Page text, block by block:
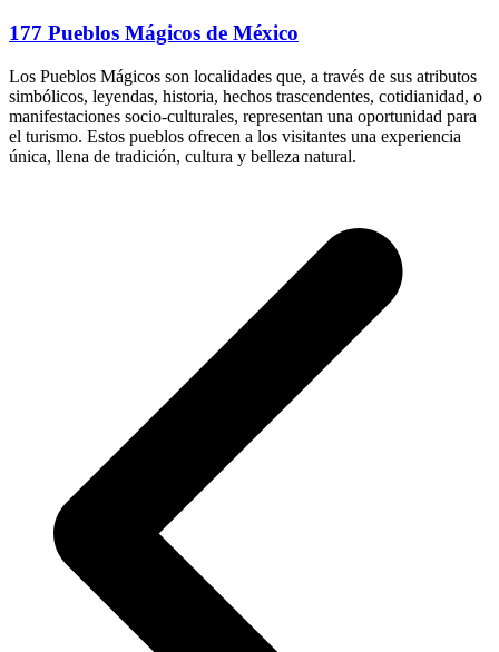
177 Pueblos Mágicos de México
Los Pueblos Mágicos son localidades que, a través de sus atributos
simbólicos, leyendas, historia, hechos trascendentes, cotidianidad, o
manifestaciones socio-culturales, representan una oportunidad para
el turismo. Estos pueblos ofrecen a los visitantes una experiencia
única, llena de tradición, cultura y belleza natural.